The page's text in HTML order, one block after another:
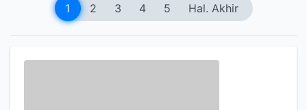
1 2 3 4 5 Hal. Akhir